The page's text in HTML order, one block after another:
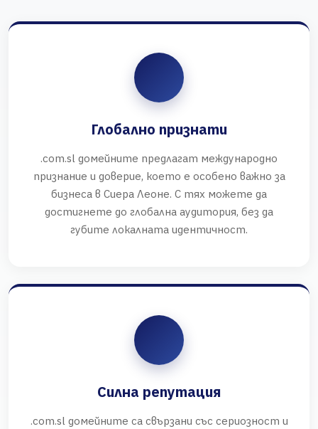
Глобално признати
.com.sl домейните предлагат международно
признание и доверие, което е особено важно за
бизнеса в Сиера Леоне. С тях можете да
достигнете до глобална аудитория, без да
губите локалната идентичност.
Силна репутация
.com.sl домейните са свързани със сериозност и